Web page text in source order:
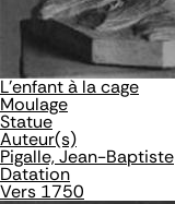
L'enfant à la cage
Moulage
Statue
Auteur(s)
Pigalle, Jean-Baptiste
Datation
Vers 1750